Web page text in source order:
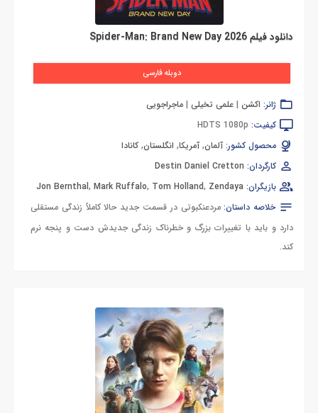
دانلود فیلم Spider-Man: Brand New Day 2026
دوبله فارسی
ژانر: اکشن | علمی تخیلی | ماجراجویی
کیفیت: HDTS 1080p
محصول کشور: آلمان, آمریکا, انگلستان, کانادا
کارگردان: Destin Daniel Cretton
بازیگران:
Jon Bernthal, Mark Ruffalo, Tom Holland, Zendaya
خلاصه داستان:مردعنکبوتی در قسمت جدید حالا کاملاً زندگی مستقلی
دارد و باید با تغییرات بزرگ و خطرناک زندگی جدیدش دست و پنجه نرم
کند.